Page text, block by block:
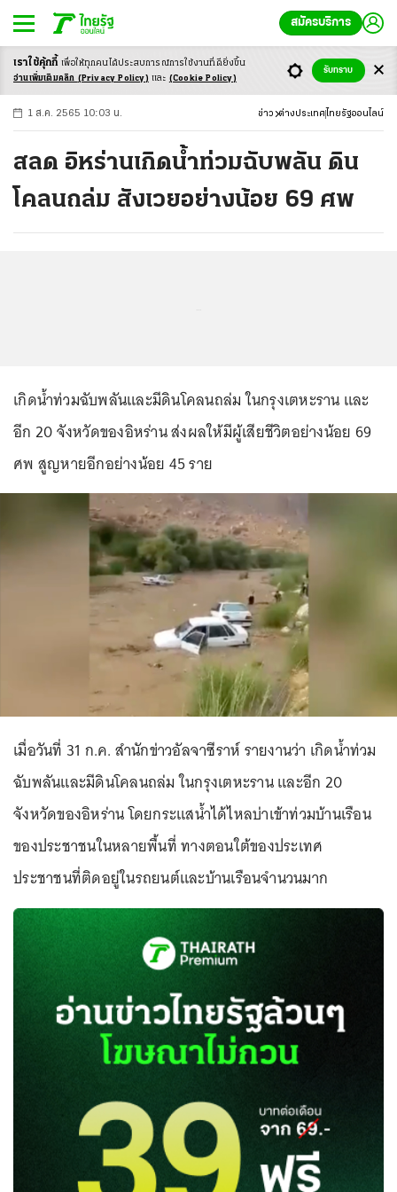
สมัครบริการ
-ก ก ก+
1 ส.ค. 2565 10:03 น. ข่าว ต่างประเทศ ไทยรัฐออนไลน์
สลด อิหร่านเกิดน้ำท่วมฉับพลัน ดิน
โคลนถล่ม สังเวยอย่างน้อย 69 ศพ
เกิดน้ำท่วมฉับพลันและมีดินโคลนถล่ม ในกรุงเตหะราน และ
อีก 20 จังหวัดของอิหร่าน ส่งผลให้มีผู้เสียชีวิตอย่างน้อย 69
ศพ สูญหายอีกอย่างน้อย 45 ราย
เมื่อวันที่ 31 ก.ค. สำนักข่าวอัลจาซีราห์ รายงานว่า เกิดน้ำท่วม
ฉับพลันและมีดินโคลนถล่ม ในกรุงเตหะราน และอีก 20
จังหวัดของอิหร่าน โดยกระแสน้ำได้ไหลบ่าเข้าท่วมบ้านเรือน
ของประชาชนในหลายพื้นที่ ทางตอนใต้ของประเทศ
ประชาชนที่ติดอยู่ในรถยนต์และบ้านเรือนจำนวนมาก
เราใช้คุ้กกี้ เพื่อให้ทุกคนได้ประสบการณ์การใช้งานที่ดียิ่งขึ้น
อ่านเพิ่มเติมคลิก (Privacy Policy) และ (Cookie Policy)
รับทราบ